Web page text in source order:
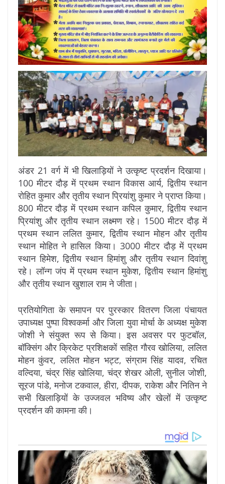
अंडर 21 वर्ग में भी खिलाड़ियों ने उत्कृष्ट प्रदर्शन दिखाया।
100 मीटर दौड़ में प्रथम स्थान विकास आर्य, द्वितीय स्थान
रोहित कुमार और तृतीय स्थान प्रियांशु कुमार ने प्राप्त किया।
800 मीटर दौड़ में प्रथम स्थान कपिल कुमार, द्वितीय स्थान
प्रियांशु और तृतीय स्थान लक्ष्मण रहे। 1500 मीटर दौड़ में
प्रथम स्थान ललित कुमार, द्वितीय स्थान मोहन और तृतीय
स्थान मोहित ने हासिल किया। 3000 मीटर दौड़ में प्रथम
स्थान हिमेश, द्वितीय स्थान हिमांशु और तृतीय स्थान दिवांशु
रहे। लॉन्ग जंप में प्रथम स्थान मुकेश, द्वितीय स्थान हिमांशु
और तृतीय स्थान खुशाल राम ने जीता।
प्रतियोगिता के समापन पर पुरस्कार वितरण जिला पंचायत
उपाध्यक्ष पुष्पा विश्वकर्मा और जिला युवा मोर्चा के अध्यक्ष मुकेश
जोशी ने संयुक्त रूप से किया। इस अवसर पर फुटबॉल,
बॉक्सिंग और क्रिकेट प्रशिक्षकों सहित गौरव खोलिया, ललित
मोहन कुंवर, ललित मोहन भट्ट, संग्राम सिंह यादव, रचित
वल्दिया, चंद्र सिंह खोलिया, चंद्र शेखर ओली, सुनील जोशी,
सूरज पांडे, मनोज टकवाल, हीरा, दीपक, राकेश और नितिन ने
सभी खिलाड़ियों के उज्जवल भविष्य और खेलों में उत्कृष्ट
प्रदर्शन की कामना की।